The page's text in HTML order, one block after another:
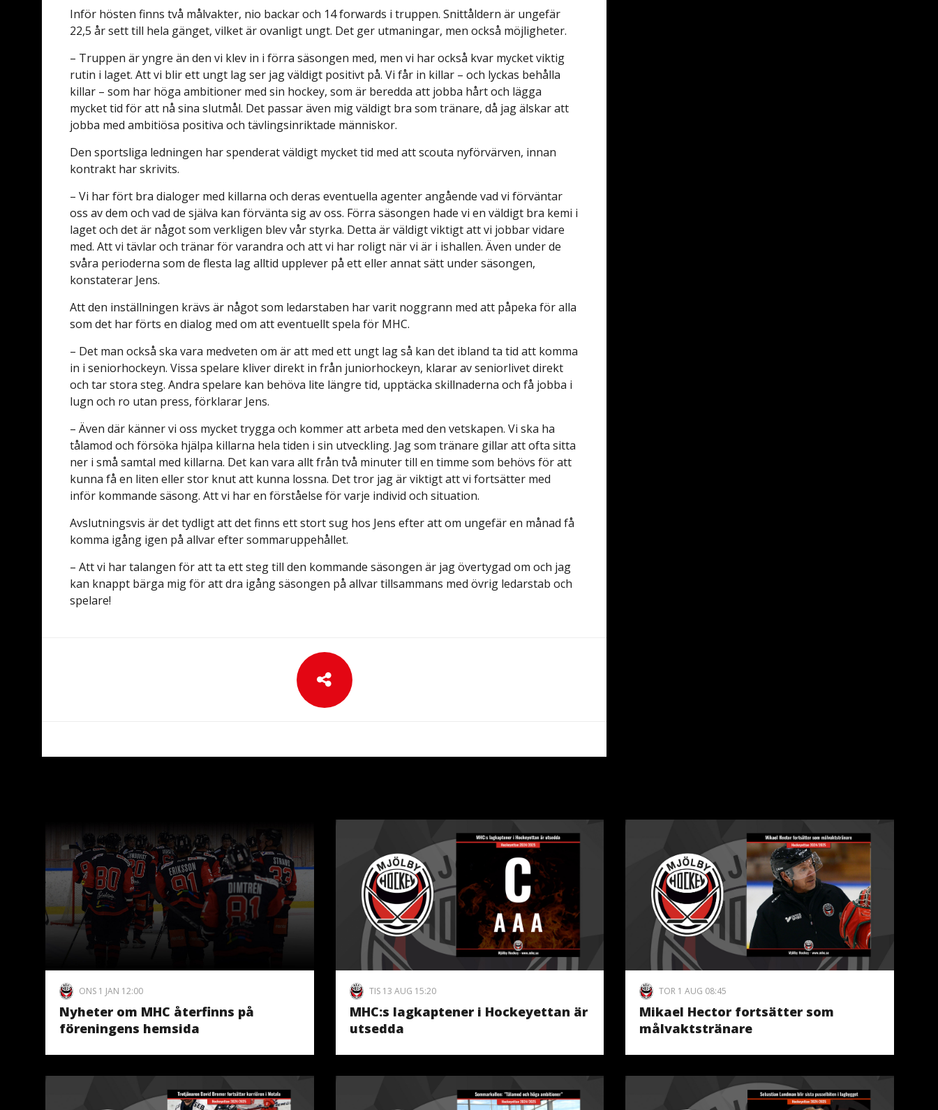
Inför hösten finns två målvakter, nio backar och 14 forwards i truppen. Snittåldern är ungefär
22,5 år sett till hela gänget, vilket är ovanligt ungt. Det ger utmaningar, men också möjligheter.
– Truppen är yngre än den vi klev in i förra säsongen med, men vi har också kvar mycket viktig
rutin i laget. Att vi blir ett ungt lag ser jag väldigt positivt på. Vi får in killar – och lyckas behålla
killar – som har höga ambitioner med sin hockey, som är beredda att jobba hårt och lägga
mycket tid för att nå sina slutmål. Det passar även mig väldigt bra som tränare, då jag älskar att
jobba med ambitiösa positiva och tävlingsinriktade människor.
Den sportsliga ledningen har spenderat väldigt mycket tid med att scouta nyförvärven, innan
kontrakt har skrivits.
– Vi har fört bra dialoger med killarna och deras eventuella agenter angående vad vi förväntar
oss av dem och vad de själva kan förvänta sig av oss. Förra säsongen hade vi en väldigt bra kemi i
laget och det är något som verkligen blev vår styrka. Detta är väldigt viktigt att vi jobbar vidare
med. Att vi tävlar och tränar för varandra och att vi har roligt när vi är i ishallen. Även under de
svåra perioderna som de flesta lag alltid upplever på ett eller annat sätt under säsongen,
konstaterar Jens.
Att den inställningen krävs är något som ledarstaben har varit noggrann med att påpeka för alla
som det har förts en dialog med om att eventuellt spela för MHC.
– Det man också ska vara medveten om är att med ett ungt lag så kan det ibland ta tid att komma
in i seniorhockeyn. Vissa spelare kliver direkt in från juniorhockeyn, klarar av seniorlivet direkt
och tar stora steg. Andra spelare kan behöva lite längre tid, upptäcka skillnaderna och få jobba i
lugn och ro utan press, förklarar Jens.
– Även där känner vi oss mycket trygga och kommer att arbeta med den vetskapen. Vi ska ha
tålamod och försöka hjälpa killarna hela tiden i sin utveckling. Jag som tränare gillar att ofta sitta
ner i små samtal med killarna. Det kan vara allt från två minuter till en timme som behövs för att
kunna få en liten eller stor knut att kunna lossna. Det tror jag är viktigt att vi fortsätter med
inför kommande säsong. Att vi har en förståelse för varje individ och situation.
Avslutningsvis är det tydligt att det finns ett stort sug hos Jens efter att om ungefär en månad få
komma igång igen på allvar efter sommaruppehållet.
– Att vi har talangen för att ta ett steg till den kommande säsongen är jag övertygad om och jag
kan knappt bärga mig för att dra igång säsongen på allvar tillsammans med övrig ledarstab och
spelare!
ONS 1 JAN 12:00
Nyheter om MHC återfinns på
föreningens hemsida
TIS 13 AUG 15:20
MHC:s lagkaptener i Hockeyettan är
utsedda
TOR 1 AUG 08:45
Mikael Hector fortsätter som
målvaktstränare